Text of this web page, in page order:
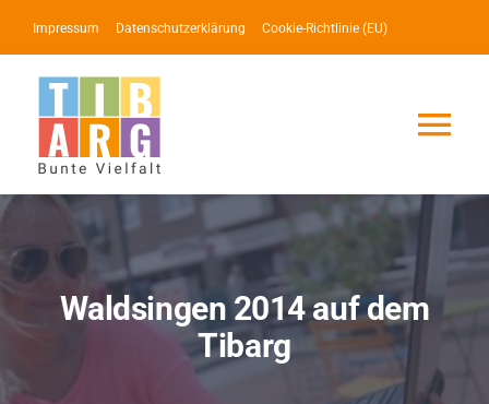
Inhalt
springen
Impressum Datenschutzerklärung Cookie-Richtlinie (EU)
Service
Waldsingen 2014 auf dem
Tibarg